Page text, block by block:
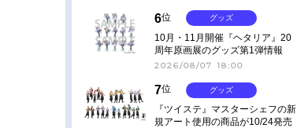
6位
10月・11月開催『ヘタリア』20
周年原画展のグッズ第1弾情報
2026/08/07 18:00
グッズ
7位
『ツイステ』マスターシェフの新
規アート使用の商品が10/24発売
グッズ